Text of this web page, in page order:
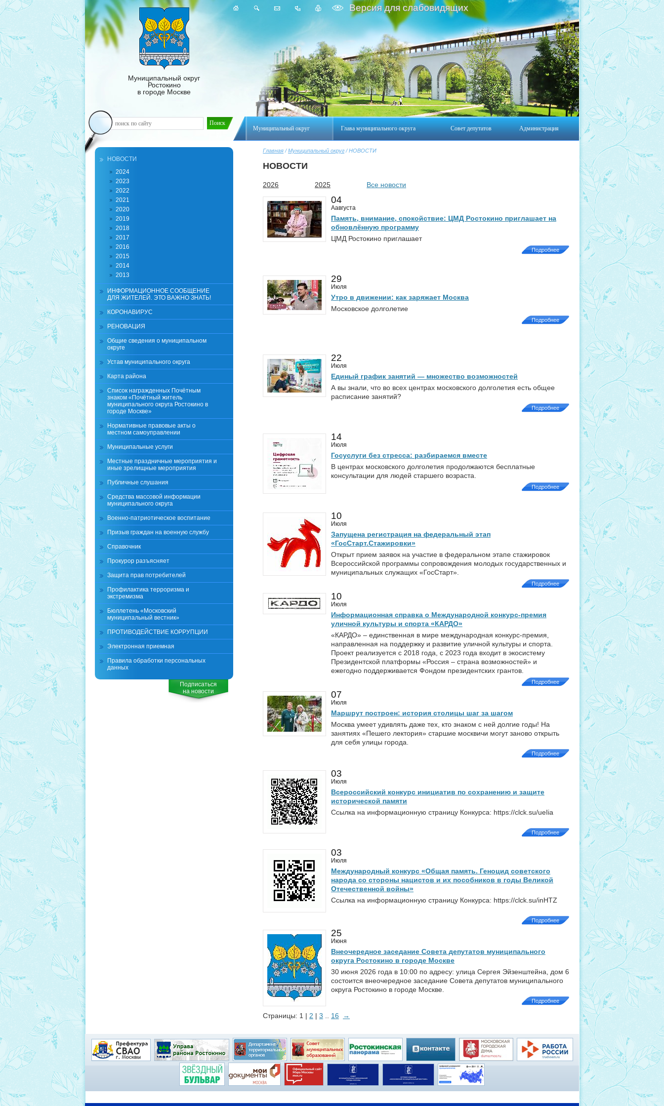
Муниципальный округ Глава муниципального округа Совет депутатов Администрация
Муниципальный округ
Ростокино
в городе Москве
Версия для слабовидящих
Главная /Муниципальный округ / НОВОСТИ
НОВОСТИ
2026 2025 Все новости
04
Аавгуста
Память, внимание, спокойствие: ЦМД Ростокино приглашает на
обновлённую программу
ЦМД Ростокино приглашает
Подробнее
29
Июля
Утро в движении: как заряжает Москва
Московское долголетие
Подробнее
22
Июля
Единый график занятий — множество возможностей
А вы знали, что во всех центрах московского долголетия есть общее
расписание занятий?
Подробнее
14
Июля
Госуслуги без стресса: разбираемся вместе
В центрах московского долголетия продолжаются бесплатные
консультации для людей старшего возраста.
Подробнее
10
Июля
Запущена регистрация на федеральный этап
«ГосСтарт.Стажировки»
Открыт прием заявок на участие в федеральном этапе стажировок
Всероссийской программы сопровождения молодых государственных и
муниципальных служащих «ГосСтарт».
Подробнее
10
Июля
Информационная справка о Международной конкурс-премия
уличной культуры и спорта «КАРДО»
«КАРДО» – единственная в мире международная конкурс-премия,
направленная на поддержку и развитие уличной культуры и спорта.
Проект реализуется с 2018 года, с 2023 года входит в экосистему
Президентской платформы «Россия – страна возможностей» и
ежегодно поддерживается Фондом президентских грантов.
Подробнее
07
Июля
Маршрут построен: история столицы шаг за шагом
Москва умеет удивлять даже тех, кто знаком с ней долгие годы! На
занятиях «Пешего лектория» старшие москвичи могут заново открыть
для себя улицы города.
Подробнее
03
Июля
Всероссийский конкурс инициатив по сохранению и защите
исторической памяти
Ссылка на информационную страницу Конкурса: https://clck.su/ueIia
Подробнее
03
Июля
Международный конкурс «Общая память. Геноцид советского
народа со стороны нацистов и их пособников в годы Великой
Отечественной войны»
Ссылка на информационную страницу Конкурса: https://clck.su/inHTZ
Подробнее
25
Июня
Внеочередное заседание Совета депутатов муниципального
округа Ростокино в городе Москве
30 июня 2026 года в 10:00 по адресу: улица Сергея Эйзенштейна, дом 6
состоится внеочередное заседание Совета депутатов муниципального
округа Ростокино в городе Москве.
Подробнее
Страницы: 1 | 2 | 3 16 →
НОВОСТИ
2024
2023
2022
2021
2020
2019
2018
2017
2016
2015
2014
2013
ИНФОРМАЦИОННОЕ СООБЩЕНИЕ
ДЛЯ ЖИТЕЛЕЙ. ЭТО ВАЖНО ЗНАТЬ!
КОРОНАВИРУС
РЕНОВАЦИЯ
Общие сведения о муниципальном
округе
Устав муниципального округа
Карта района
Список награжденных Почётным
знаком «Почётный житель
муниципального округа Ростокино в
городе Москве»
Нормативные правовые акты о
местном самоуправлении
Муниципальные услуги
Местные праздничные мероприятия и
иные зрелищные мероприятия
Публичные слушания
Средства массовой информации
муниципального округа
Военно-патриотическое воспитание
Призыв граждан на военную службу
Справочник
Прокурор разъясняет
Защита прав потребителей
Профилактика терроризма и
экстремизма
Бюллетень «Московский
муниципальный вестник»
ПРОТИВОДЕЙСТВИЕ КОРРУПЦИИ
Электронная приемная
Правила обработки персональных
данных
Подписаться
на новости